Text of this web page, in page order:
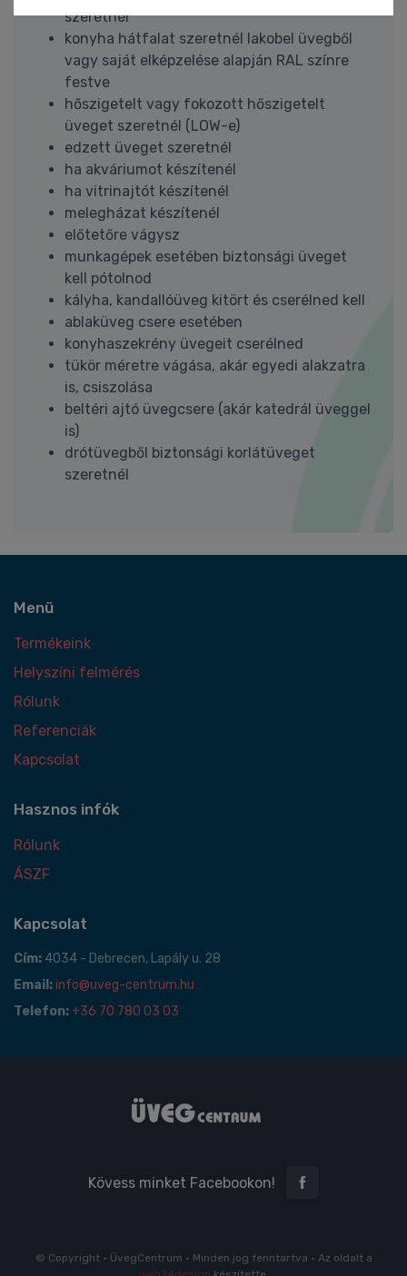
szeretnél
konyha hátfalat szeretnél lakobel üvegből
vagy saját elképzelése alapján RAL színre
festve
hőszigetelt vagy fokozott hőszigetelt
üveget szeretnél (LOW-e)
edzett üveget szeretnél
ha akváriumot készítenél
ha vitrinajtót készítenél
melegházat készítenél
előtetőre vágysz
munkagépek esetében biztonsági üveget
kell pótolnod
kályha, kandallóüveg kitört és cserélned kell
ablaküveg csere esetében
konyhaszekrény üvegeit cserélned
tükör méretre vágása, akár egyedi alakzatra
is, csiszolása
beltéri ajtó üvegcsere (akár katedrál üveggel
is)
drótüvegből biztonsági korlátüveget
szeretnél
Menü
Termékeink
Helyszíni felmérés
Rólunk
Referenciák
Kapcsolat
Hasznos infók
Rólunk
ÁSZF
Kapcsolat
Cím: 4034 - Debrecen, Lapály u. 28
Email:info@uveg-centrum.hu
Telefon:+36 70 780 03 03
Kövess minket Facebookon!
© Copyright • ÜvegCentrum • Minden jog fenntartva • Az oldalt a